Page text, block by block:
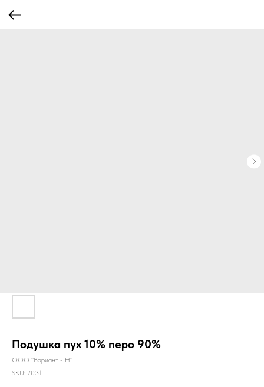
Подушка пух 10% перо 90%
ООО "Вариант - Н"
SKU: 7031